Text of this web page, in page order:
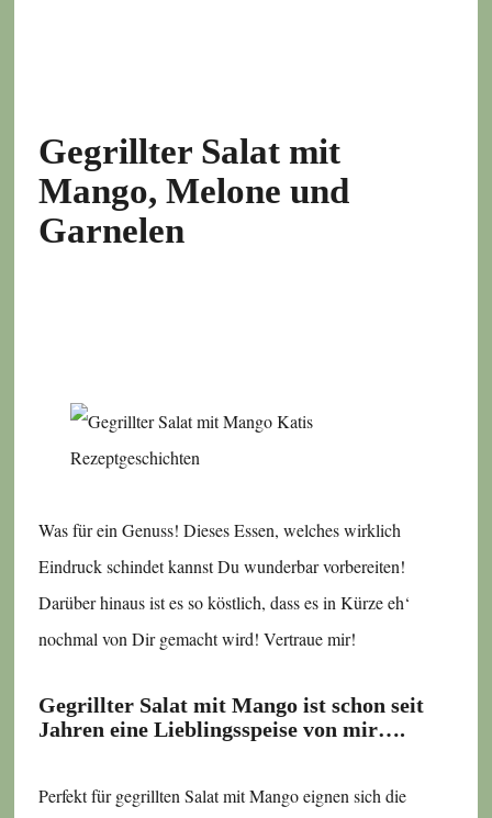
Gegrillter Salat mit
Mango, Melone und
Garnelen
Was für ein Genuss! Dieses Essen, welches wirklich
Eindruck schindet kannst Du wunderbar vorbereiten!
Darüber hinaus ist es so köstlich, dass es in Kürze eh‘
nochmal von Dir gemacht wird! Vertraue mir!
Gegrillter Salat mit Mango ist schon seit
Jahren eine Lieblingsspeise von mir….
Perfekt für gegrillten Salat mit Mango eignen sich die